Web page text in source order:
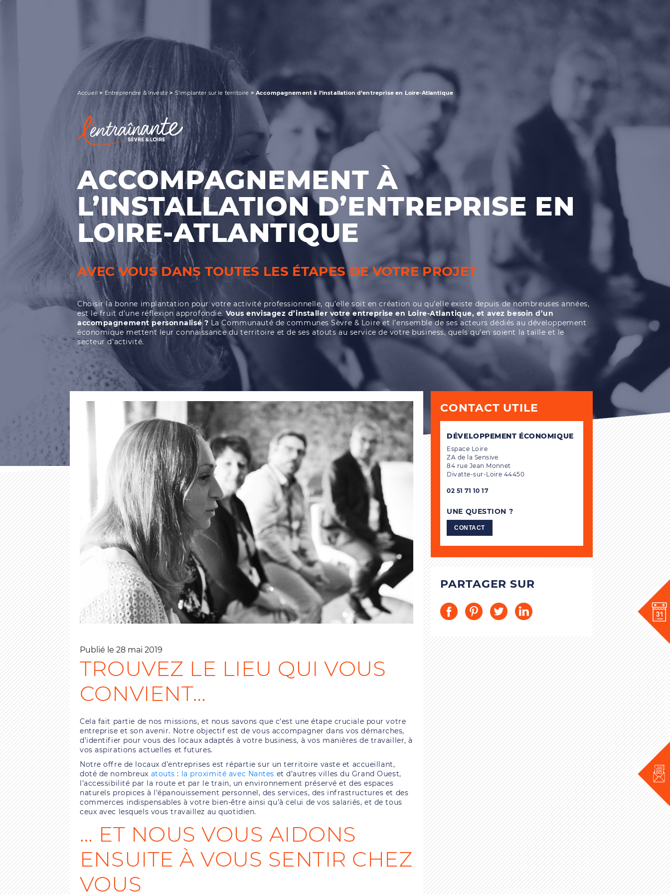
Accueil > Entreprendre & Investir> S’implanter sur le territoire > Accompagnement à l’installation d’entreprise en Loire-Atlantique
ACCOMPAGNEMENT À
L’INSTALLATION D’ENTREPRISE EN
LOIRE-ATLANTIQUE
AVEC VOUS DANS TOUTES LES ÉTAPES DE VOTRE PROJET
Choisir la bonne implantation pour votre activité professionnelle, qu’elle soit en création ou qu’elle existe depuis de nombreuses années,
est le fruit d’une réflexion approfondie.Vous envisagez d’installer votre entreprise en Loire-Atlantique, et avez besoin d’un
accompagnement personnalisé ? La Communauté de communes Sèvre & Loire et l’ensemble de ses acteurs dédiés au développement
économique mettent leur connaissance du territoire et de ses atouts au service de votre business, quels qu’en soient la taille et le
secteur d’activité.
Publié le 28 mai 2019
TROUVEZ LE LIEU QUI VOUS
CONVIENT…
Cela fait partie de nos missions, et nous savons que c’est une étape cruciale pour votre
entreprise et son avenir. Notre objectif est de vous accompagner dans vos démarches,
d’identifier pour vous des locaux adaptés à votre business, à vos manières de travailler, à
vos aspirations actuelles et futures.
Notre offre de locaux d’entreprises est répartie sur un territoire vaste et accueillant,
doté de nombreux atouts : la proximité avec Nantes et d’autres villes du Grand Ouest,
l’accessibilité par la route et par le train, un environnement préservé et des espaces
naturels propices à l’épanouissement personnel, des services, des infrastructures et des
commerces indispensables à votre bien-être ainsi qu’à celui de vos salariés, et de tous
ceux avec lesquels vous travaillez au quotidien.
… ET NOUS VOUS AIDONS
ENSUITE À VOUS SENTIR CHEZ
VOUS
CONTACT UTILE
DÉVELOPPEMENT ÉCONOMIQUE
Espace Loire
ZA de la Sensive
84 rue Jean Monnet
Divatte-sur-Loire 44450
02 51 71 10 17
UNE QUESTION ?
CONTACT
PARTAGER SUR